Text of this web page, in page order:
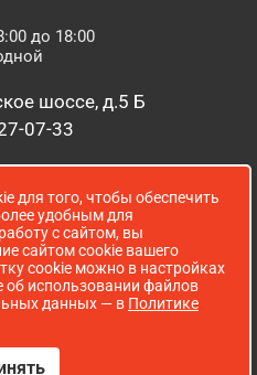
до 18:00
шоссе, д.5 Б
07-33
до 16:00
д. 52 А
до 18:00
для того, чтобы обеспечить
удобным для
с сайтом, вы
сайтом cookie вашего
cookie можно в настройках
об использовании файлов
данных — в Политике